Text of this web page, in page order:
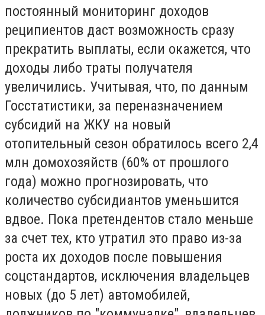
постоянный мониторинг доходов
реципиентов даст возможность сразу
прекратить выплаты, если окажется, что
доходы либо траты получателя
увеличились. Учитывая, что, по данным
Госстатистики, за переназначением
субсидий на ЖКУ на новый
отопительный сезон обратилось всего 2,4
млн домохозяйств (60% от прошлого
года) можно прогнозировать, что
количество субсидиантов уменьшится
вдвое. Пока претендентов стало меньше
за счет тех, кто утратил это право из-за
роста их доходов после повышения
соцстандартов, исключения владельцев
новых (до 5 лет) автомобилей,